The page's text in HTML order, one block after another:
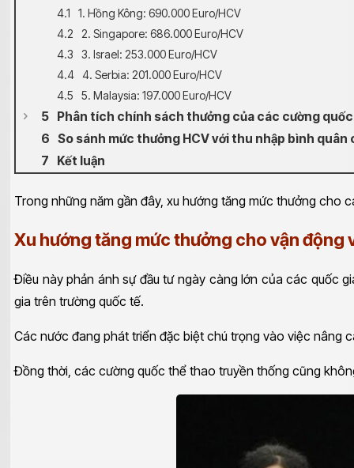
1. Hồng Kông: 690.000 Euro/HCV
2. Singapore: 686.000 Euro/HCV
3. Israel: 253.000 Euro/HCV
4. Serbia: 201.000 Euro/HCV
5. Malaysia: 197.000 Euro/HCV
Phân tích chính sách thưởng của các cường
So sánh mức thưởng HCV với thu nhập bình quân
Kết luận
Trong những năm gần đây, xu hướng tăng mức thưởng cho
Xu hướng tăng mức thưởng cho vận động
Điều này phản ánh sự đầu tư ngày càng lớn của các quốc
gia trên trường quốc tế.
Các nước đang phát triển đặc biệt chú trọng vào việc nâng
Đồng thời, các cường quốc thể thao truyền thống cũng